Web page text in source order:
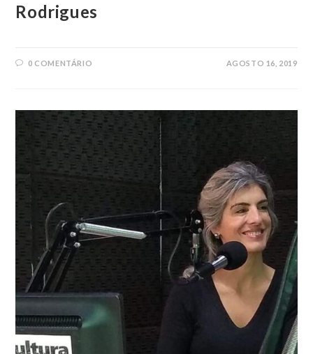
Rodrigues
0 COMENTÁRIO AGOSTO 16, 2019